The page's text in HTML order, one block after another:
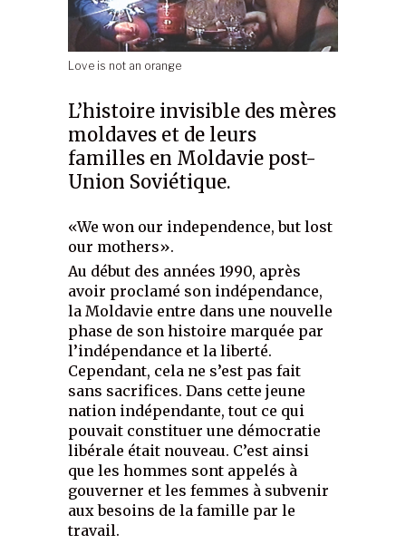
Love is not an orange
L’histoire invisible des mères
moldaves et de leurs
familles en Moldavie post-
Union Soviétique.
«We won our independence, but lost
our mothers».
Au début des années 1990, après
avoir proclamé son indépendance,
la Moldavie entre dans une nouvelle
phase de son histoire marquée par
l’indépendance et la liberté.
Cependant, cela ne s’est pas fait
sans sacrifices. Dans cette jeune
nation indépendante, tout ce qui
pouvait constituer une démocratie
libérale était nouveau. C’est ainsi
que les hommes sont appelés à
gouverner et les femmes à subvenir
aux besoins de la famille par le
travail.